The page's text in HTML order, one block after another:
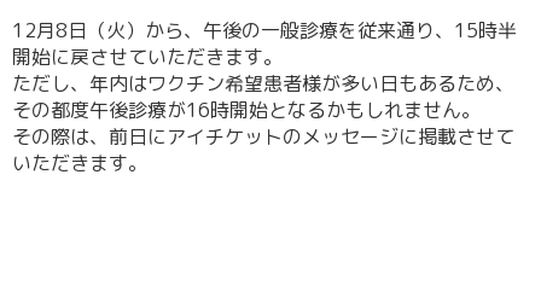
12月8日（火）から、午後の一般診療を従来通り、15時半
開始に戻させていただきます。
ただし、年内はワクチン希望患者様が多い日もあるため、
その都度午後診療が16時開始となるかもしれません。
その際は、前日にアイチケットのメッセージに掲載させて
いただきます。